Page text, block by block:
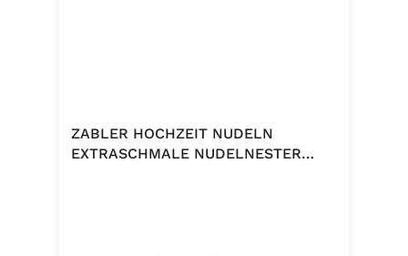
ZABLER HOCHZEIT NUDELN
EXTRASCHMALE NUDELNESTER